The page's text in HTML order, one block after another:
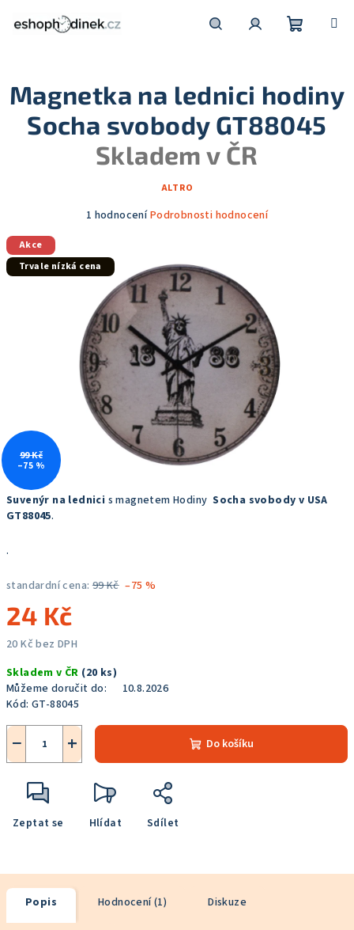
košík
Suvenýr na lednici s magnetem HodinySocha svobody v USA
GT88045.
.
standardní cena: 99 Kč –75 %
24 Kč
20 Kč bez DPH
cena:
Skladem v ČR (20 ks)
Můžeme doručit do:
10.8.2026
Kód: GT-88045
+
− Do košíku
Zeptat se Hlídat Sdílet
Magnetka na lednici hodiny
Socha svobody GT88045
Skladem v ČR
ALTRO
Průměrné
je
5,0
hvězdiček.
1 hodnoceníPodrobnosti hodnocení
Akce
Trvale nízká cena
99 Kč
–75 %
Popis Hodnocení (1) Diskuze